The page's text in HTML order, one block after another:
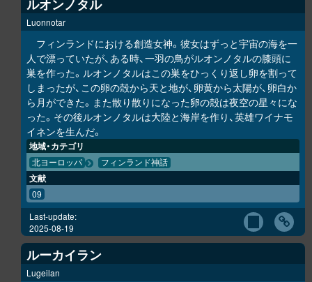
ルオンノタル
Luonnotar
フィンランドにおける創造女神。彼女はずっと宇宙の海を一
人で漂っていたが、ある時、一羽の鳥がルオンノタルの膝頭に
巣を作った。ルオンノタルはこの巣をひっくり返し卵を割って
しまったが、この卵の殻から天と地が、卵黄から太陽が、卵白か
ら月ができた。また散り散りになった卵の殻は夜空の星々にな
った。その後ルオンノタルは大陸と海岸を作り、英雄ワイナモ
イネンを生んだ。
地域・カテゴリ
北ヨーロッパ フィンランド神話
文献
09
Last-update:
2025-08-19
ルーカイラン
Lugeilan